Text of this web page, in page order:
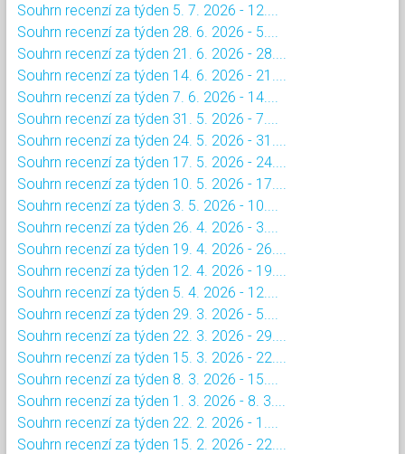
Souhrn recenzí za týden 5. 7. 2026 - 12....
Souhrn recenzí za týden 28. 6. 2026 - 5....
Souhrn recenzí za týden 21. 6. 2026 - 28....
Souhrn recenzí za týden 14. 6. 2026 - 21....
Souhrn recenzí za týden 7. 6. 2026 - 14....
Souhrn recenzí za týden 31. 5. 2026 - 7....
Souhrn recenzí za týden 24. 5. 2026 - 31....
Souhrn recenzí za týden 17. 5. 2026 - 24....
Souhrn recenzí za týden 10. 5. 2026 - 17....
Souhrn recenzí za týden 3. 5. 2026 - 10....
Souhrn recenzí za týden 26. 4. 2026 - 3....
Souhrn recenzí za týden 19. 4. 2026 - 26....
Souhrn recenzí za týden 12. 4. 2026 - 19....
Souhrn recenzí za týden 5. 4. 2026 - 12....
Souhrn recenzí za týden 29. 3. 2026 - 5....
Souhrn recenzí za týden 22. 3. 2026 - 29....
Souhrn recenzí za týden 15. 3. 2026 - 22....
Souhrn recenzí za týden 8. 3. 2026 - 15....
Souhrn recenzí za týden 1. 3. 2026 - 8. 3....
Souhrn recenzí za týden 22. 2. 2026 - 1....
Souhrn recenzí za týden 15. 2. 2026 - 22....